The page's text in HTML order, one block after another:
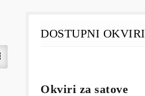
DOSTUPNI OKVIRI
Okviri za satove